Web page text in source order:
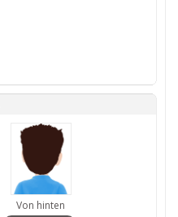
Von hinten